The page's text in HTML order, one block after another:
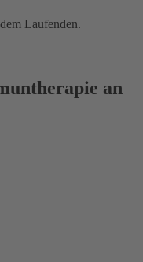
Laufenden.
an